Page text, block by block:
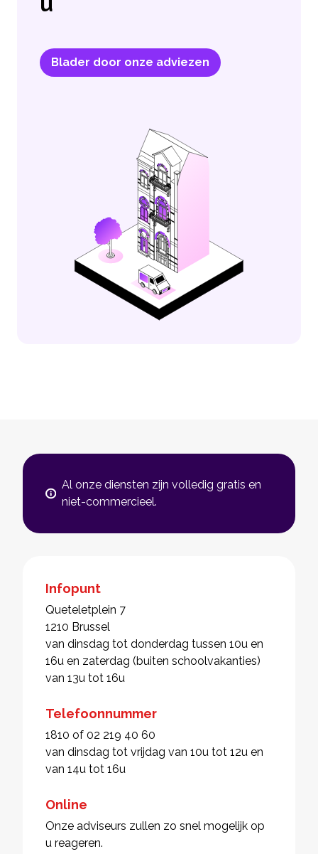
Blader door onze adviezen
Al onze diensten zijn volledig gratis en
niet-commercieel.
Infopunt
Queteletplein 7
1210 Brussel
van dinsdag tot donderdag tussen 10u en
16u en zaterdag (buiten schoolvakanties)
van 13u tot 16u
Telefoonnummer
1810 of 02 219 40 60
van dinsdag tot vrijdag van 10u tot 12u en
van 14u tot 16u
Online
Onze adviseurs zullen zo snel mogelijk op
u reageren.